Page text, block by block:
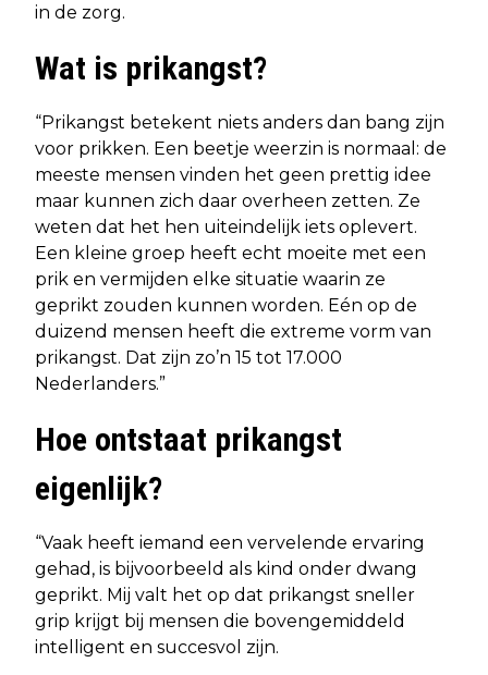
in de zorg.
Wat is prikangst?
“Prikangst betekent niets anders dan bang zijn
voor prikken. Een beetje weerzin is normaal: de
meeste mensen vinden het geen prettig idee
maar kunnen zich daar overheen zetten. Ze
weten dat het hen uiteindelijk iets oplevert.
Een kleine groep heeft echt moeite met een
prik en vermijden elke situatie waarin ze
geprikt zouden kunnen worden. Eén op de
duizend mensen heeft die extreme vorm van
prikangst. Dat zijn zo’n 15 tot 17.000
Nederlanders.”
Hoe ontstaat prikangst
eigenlijk?
“Vaak heeft iemand een vervelende ervaring
gehad, is bijvoorbeeld als kind onder dwang
geprikt. Mij valt het op dat prikangst sneller
grip krijgt bij mensen die bovengemiddeld
intelligent en succesvol zijn.